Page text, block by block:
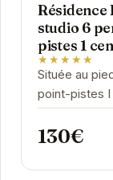
Résidence
studio 6
pistes 1
★★★★★
Située au
point-pistes
mécaniques.
est...
130€